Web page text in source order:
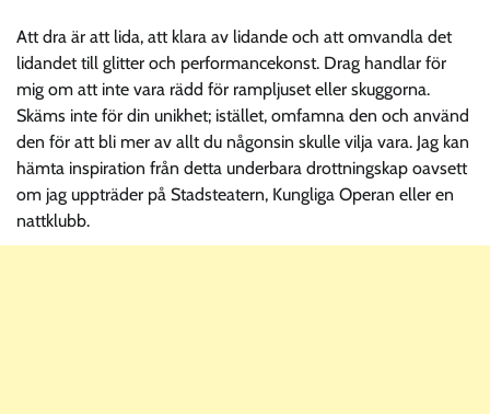
Att dra är att lida, att klara av lidande och att omvandla det
lidandet till glitter och performancekonst. Drag handlar för
mig om att inte vara rädd för rampljuset eller skuggorna.
Skäms inte för din unikhet; istället, omfamna den och använd
den för att bli mer av allt du någonsin skulle vilja vara. Jag kan
hämta inspiration från detta underbara drottningskap oavsett
om jag uppträder på Stadsteatern, Kungliga Operan eller en
nattklubb.